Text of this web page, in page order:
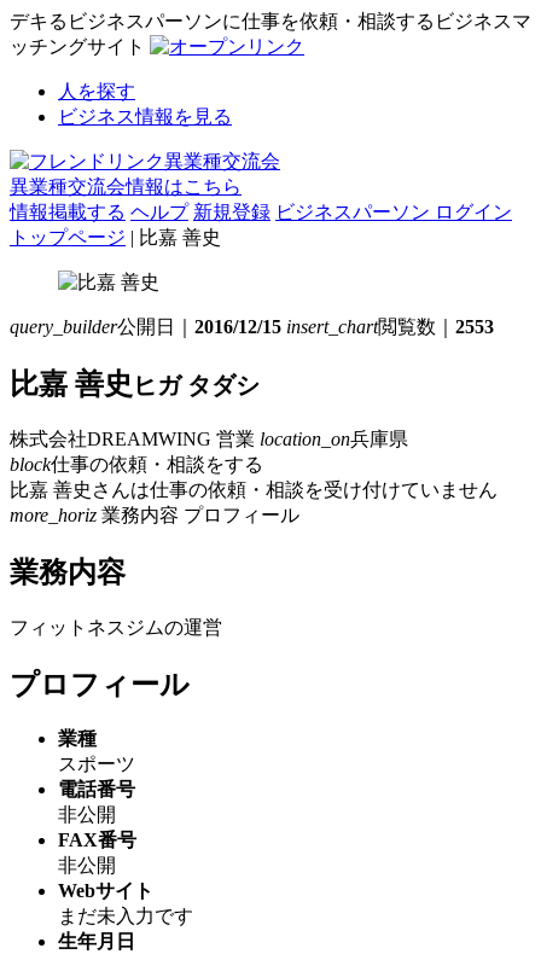
デキるビジネスパーソンに仕事を依頼・相談するビジネスマ
ッチングサイト
人を探す
ビジネス情報を見る
異業種交流会情報はこちら
情報掲載する ヘルプ 新規登録 ビジネスパーソン ログイン
トップページ | 比嘉 善史
query_builder公開日｜ 2016/12/15 insert_chart閲覧数｜ 2553
比嘉 善史 ヒガ タダシ
株式会社DREAMWING 営業 location_on兵庫県
block仕事の依頼・相談をする
比嘉 善史さんは仕事の依頼・相談を受け付けていません
more_horiz 業務内容 プロフィール
業務内容
フィットネスジムの運営
プロフィール
業種
スポーツ
電話番号
非公開
FAX番号
非公開
Webサイト
まだ未入力です
生年月日